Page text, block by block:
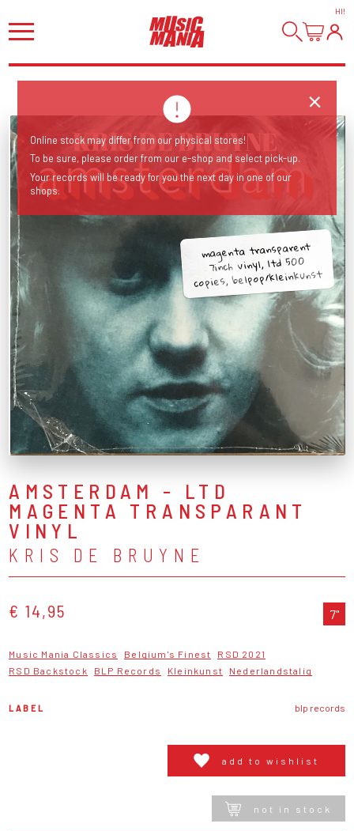
HI!
magenta transparent
7inch vinyl, ltd 500
copies, belpop/kleinkunst
AMSTERDAM - LTD
MAGENTA TRANSPARANT
VINYL
KRIS DE BRUYNE
€ 14,95 7"
Music Mania Classics Belgium's Finest
RSD 2021
RSD Backstock
BLP Records Kleinkunst Nederlandstalig
LABEL blp records
add to wishlist
not in stock
Online stock may differ from our physical stores!
To be sure, please order from our e-shop and select pick-up.
Your records will be ready for you the next day in one of our
shops.